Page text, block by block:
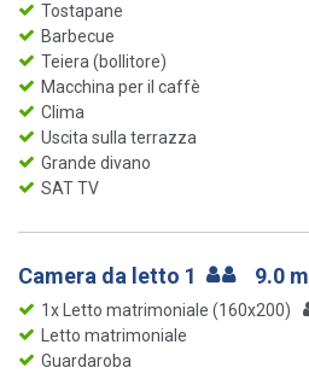
Tostapane
Barbecue
Teiera (bollitore)
Macchina per il caffè
Clima
Uscita sulla terrazza
Grande divano
SAT TV
Camera da letto 1 9.0 m
1x Letto matrimoniale (160x200)
Letto matrimoniale
Guardaroba